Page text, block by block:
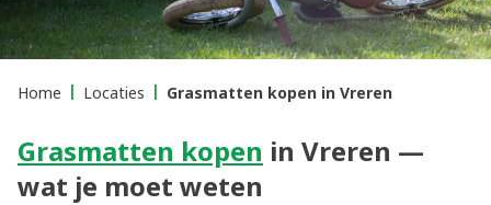
Home Locaties Grasmatten kopen in Vreren
Grasmatten kopen in Vreren —
wat je moet weten